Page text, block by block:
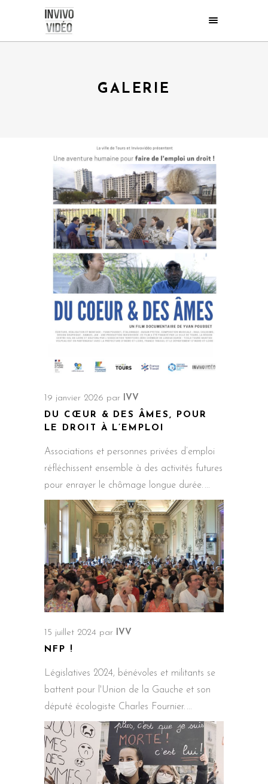
GALERIE
19 janvier 2026 par IVV
DU CŒUR & DES ÂMES, POUR
LE DROIT À L’EMPLOI
Associations et personnes privées d’emploi
réfléchissent ensemble à des activités futures
pour enrayer le chômage longue durée.
15 juillet 2024 par IVV
NFP !
Législatives 2024, bénévoles et militants se
battent pour l'Union de la Gauche et son
député écologiste Charles Fournier.